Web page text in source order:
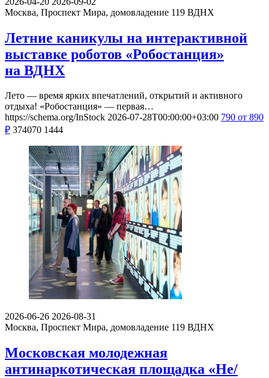
Москва, Проспект Мира, домовладение 119 ВДНХ
Летние каникулы на интерактивной
выставке роботов «Робостанция»
на ВДНХ
Лето — время ярких впечатлений, открытий и активного
отдыха! «Робостанция» — первая…
https://schema.org/InStock 2026-07-28T00:00:00+03:00 790 от 890
₽ 374070 1444
2026-06-26 2026-08-31
Москва, Проспект Мира, домовладение 119 ВДНХ
Московская молодежная
антинаркотическая площадка «Не/